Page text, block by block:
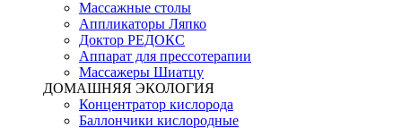
Массажные столы
Аппликаторы Ляпко
Доктор РЕДОКС
Аппарат для прессотерапии
Массажеры Шиатцу
ДОМАШНЯЯ ЭКОЛОГИЯ
Концентратор кислорода
Баллончики кислородные